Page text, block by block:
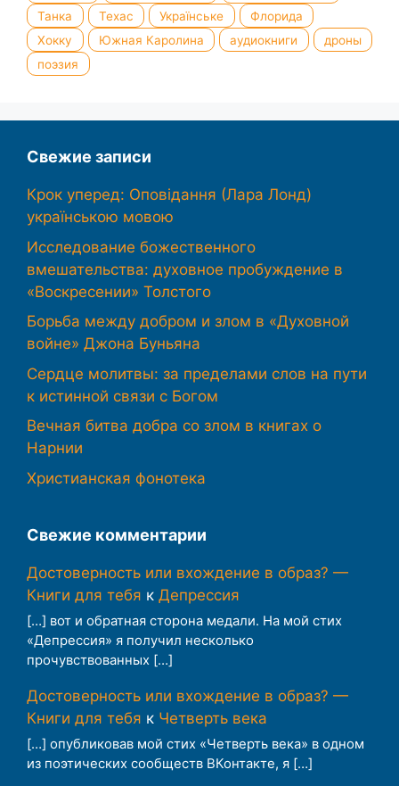
Танка
Техас Українське
Флорида
Хокку
Южная Каролина аудиокниги
дроны
поэзия
Свежие записи
Крок уперед: Оповідання (Лара Лонд)
українською мовою
Исследование божественного
вмешательства: духовное пробуждение в
«Воскресении» Толстого
Борьба между добром и злом в «Духовной
войне» Джона Буньяна
Сердце молитвы: за пределами слов на пути
к истинной связи с Богом
Вечная битва добра со злом в книгах о
Нарнии
Христианская фонотека
Свежие комментарии
Достоверность или вхождение в образ? —
Книги для тебя к Депрессия
[…] вот и обратная сторона медали. На мой стих
«Депрессия» я получил несколько
прочувствованных […]
Достоверность или вхождение в образ? —
Книги для тебя к Четверть века
[…] опубликовав мой стих «Четверть века» в одном
из поэтических сообществ ВКонтакте, я […]